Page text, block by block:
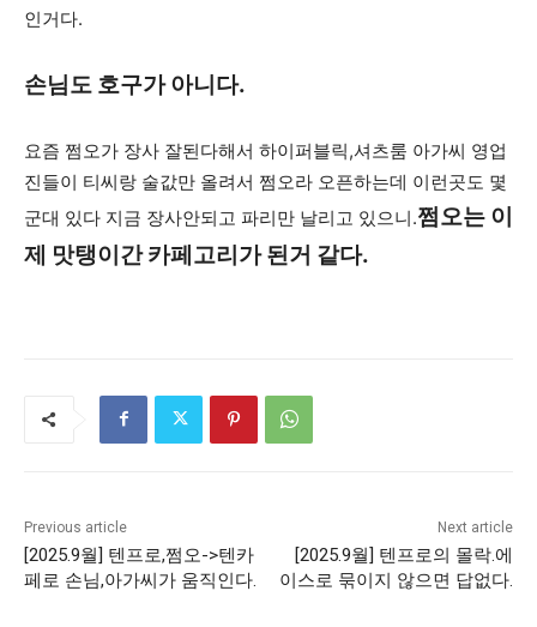
인거다.
손님도 호구가 아니다.
요즘 쩜오가 장사 잘된다해서 하이퍼블릭,셔츠룸 아가씨 영업
진들이 티씨랑 술값만 올려서 쩜오라 오픈하는데 이런곳도 몇
군대 있다 지금 장사안되고 파리만 날리고 있으니.쩜오는 이
제 맛탱이간 카페고리가 된거 같다.
Previous article
[2025.9월] 텐프로,쩜오->텐카
페로 손님,아가씨가 움직인다.
Next article
[2025.9월] 텐프로의 몰락.에
이스로 묶이지 않으면 답없다.